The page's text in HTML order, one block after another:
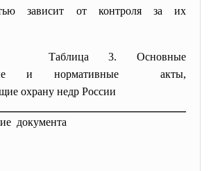
зависит от контроля за их
Таблица 3. Основные
и нормативные акты,
охрану недр России
документа